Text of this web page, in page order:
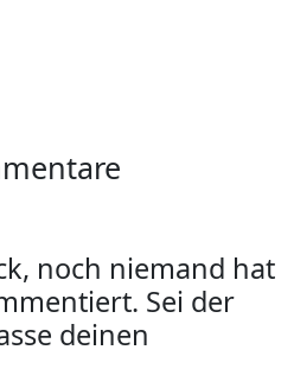
noch niemand hat
Sei der
deinen